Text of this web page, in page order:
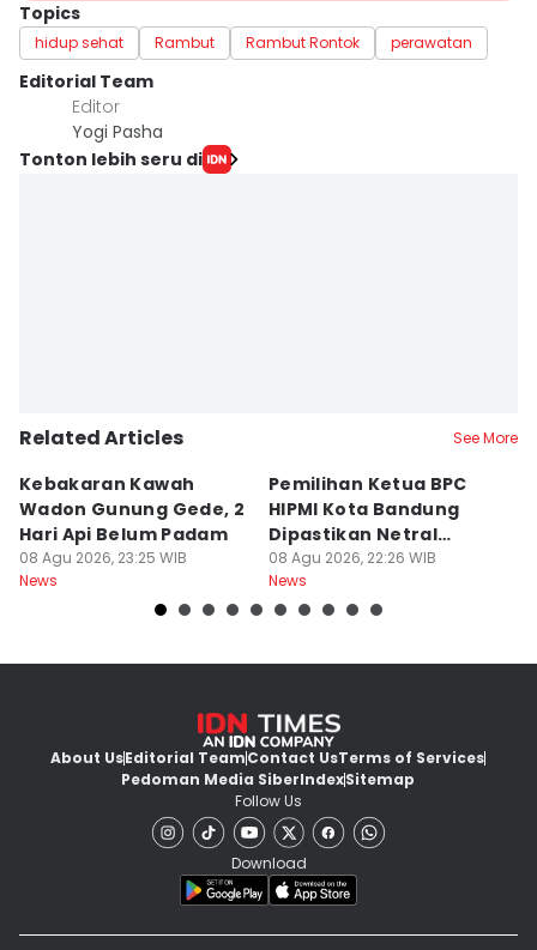
Topics
hidup sehat Rambut Rambut Rontok perawatan
Editorial Team
Editor
Yogi Pasha
Tonton lebih seru di
Related Articles See More
Kebakaran Kawah
Wadon Gunung Gede, 2
Hari Api Belum Padam
08 Agu 2026, 23:25 WIB
News
Pemilihan Ketua BPC
HIPMI Kota Bandung
Dipastikan Netral
Tanpa Tekanan
08 Agu 2026, 22:26 WIB
News
About UsEditorial TeamContact UsTerms of Services
Pedoman Media SiberIndexSitemap
Follow Us
Download